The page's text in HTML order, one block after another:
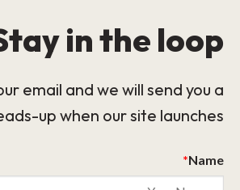
in the loop!
email and we will send you a
up when our site launches.
Name
*